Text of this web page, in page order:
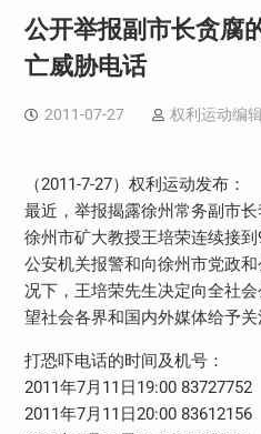
公开举报副市长贪腐
亡威胁电话
2011-07-27 权利运动编辑
（2011-7-27）权利运动发布：
最近，举报揭露徐州常务副市
徐州市矿大教授王培荣连续接
公安机关报警和向徐州市党政
况下，王培荣先生决定向全社
望社会各界和国内外媒体给予关
打恐吓电话的时间及机号：
2011年7月11日19:00 83727752
2011年7月11日20:00 83612156